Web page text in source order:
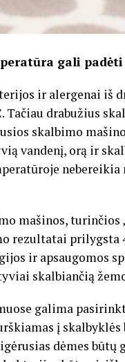
gali
ir alergenai iš
Tačiau drabužius
skalbimo
vandenį, orą ir
mašinos, turinčios
rezultatai
ir apsaugomos
skalbiančią
galima
į
dėmes būtų